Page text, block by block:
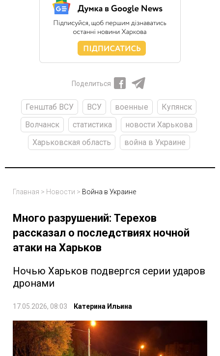
Поделиться
Генштаб ВСУ ВСУ военные
Купянск
Волчанск
статистика
новости Харькова
Харьковская область
война в Украине
Главная > Новости > Война в Украине
Много разрушений: Терехов
рассказал о последствиях ночной
атаки на Харьков
Ночью Харьков подвергся серии ударов
дронами
17.05.2026, 08:03 Катерина Ильина